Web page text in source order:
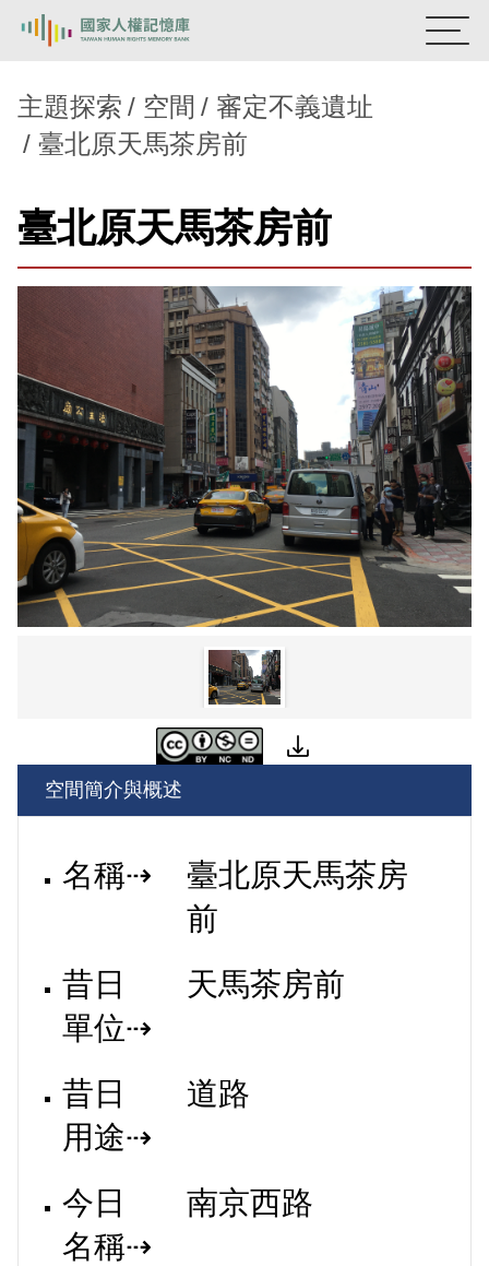
熱門關鍵字：陳孟和 李舜治
主題探索
背景知識
關於我們
意見信箱
主題探索 空間
審定不義遺址
臺北原天馬茶房前
臺北原天馬茶房前
空間簡介與概述
名稱⇢
臺北原天馬茶房
前
昔日
單位⇢
天馬茶房前
昔日
用途⇢
道路
今日
名稱⇢
南京西路